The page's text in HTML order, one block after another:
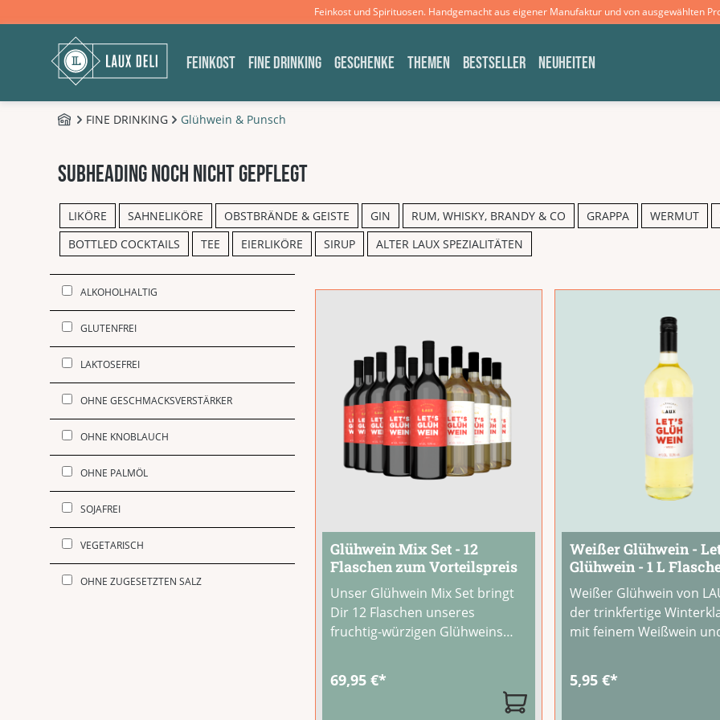
Feinkost und Spirituosen. Handgemacht aus eigener Manufaktur und von ausgewählten
FEINKOST FINE DRINKING GESCHENKE THEMEN BESTSELLER NEUHEITEN
B2C - ShopFINE DRINKING Glühwein & Punsch
subheading noch nicht gepflegt
LIKÖRE SAHNELIKÖRE OBSTBRÄNDE & GEISTE GIN RUM, WHISKY, BRANDY & CO GRAPPA WERMUT
BOTTLED COCKTAILS
TEE EIERLIKÖRE SIRUP ALTER LAUX SPEZIALITÄTEN
ALKOHOLHALTIG
GLUTENFREI
LAKTOSEFREI
OHNE GESCHMACKSVERSTÄRKER
OHNE KNOBLAUCH
OHNE PALMÖL
SOJAFREI
VEGETARISCH
OHNE ZUGESETZTEN SALZ
Glühwein Mix Set - 12
Flaschen zum Vorteilspreis
Unser Glühwein Mix Set bringt
Dir 12 Flaschen unseres
fruchtig-würzigen Glühweins
Hause. Ein ausgewählter
Rotwein aus Italien und
weihnachtliche Gewürzaromen
69,95 €*
Weißer Glühwein -
Glühwein - 1 L
Weißer Glühwein von
der trinkfertige
mit feinem Weißwein
Der leicht zimtige
macht ihn zur
5,95 €*